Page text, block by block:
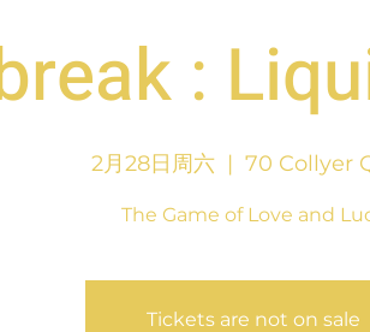
:
2月28日周六
  |
70 Collyer
The Game of Love and
Tickets are not on sale